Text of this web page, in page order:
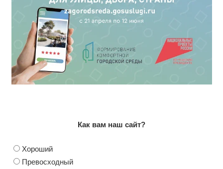
Как вам наш сайт?
Хороший
Превосходный